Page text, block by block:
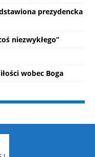
prezydencka
niezwykłego”
wobec Boga